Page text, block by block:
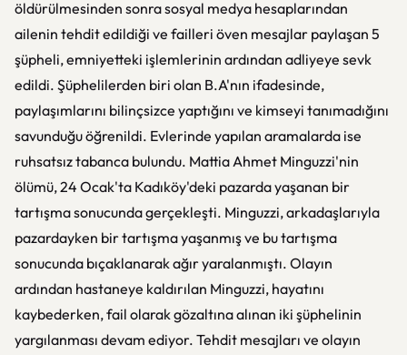
öldürülmesinden sonra sosyal medya hesaplarından
ailenin tehdit edildiği ve failleri öven mesajlar paylaşan 5
şüpheli, emniyetteki işlemlerinin ardından adliyeye sevk
edildi. Şüphelilerden biri olan B.A'nın ifadesinde,
paylaşımlarını bilinçsizce yaptığını ve kimseyi tanımadığını
savunduğu öğrenildi. Evlerinde yapılan aramalarda ise
ruhsatsız tabanca bulundu. Mattia Ahmet Minguzzi'nin
ölümü, 24 Ocak'ta Kadıköy'deki pazarda yaşanan bir
tartışma sonucunda gerçekleşti. Minguzzi, arkadaşlarıyla
pazardayken bir tartışma yaşanmış ve bu tartışma
sonucunda bıçaklanarak ağır yaralanmıştı. Olayın
ardından hastaneye kaldırılan Minguzzi, hayatını
kaybederken, fail olarak gözaltına alınan iki şüphelinin
yargılanması devam ediyor. Tehdit mesajları ve olayın